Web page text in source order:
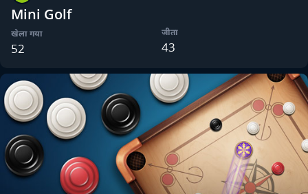
Mini Golf
खेला गया
52
जीता
43